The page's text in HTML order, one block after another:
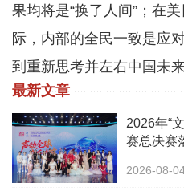
果均将是“换了人间”；在
际，内部的全民一致是应
到重新思考并左右中国未
最新文章
2026年“
赛总决赛
2026-08-